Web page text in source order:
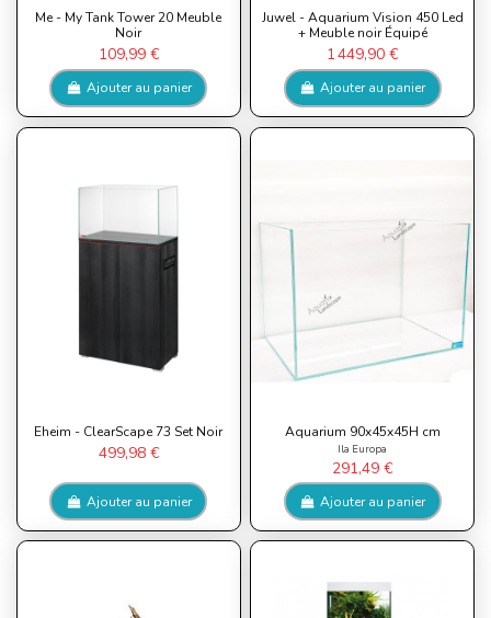
Me - My Tank Tower 20 Meuble
Noir
109,99 €
Ajouter au panier
Juwel - Aquarium Vision 450 Led
+ Meuble noir Équipé
1 449,90 €
Ajouter au panier
Eheim - ClearScape 73 Set Noir
499,98 €
Ajouter au panier
Aquarium 90x45x45H cm
Ila Europa
291,49 €
Ajouter au panier